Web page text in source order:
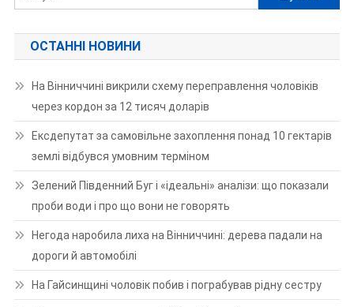
ОСТАННІ НОВИНИ
На Вінниччині викрили схему переправлення чоловіків
через кордон за 12 тисяч доларів
Ексдепутат за самовільне захоплення понад 10 гектарів
землі відбувся умовним терміном
Зелений Південний Буг і «ідеальні» аналізи: що показали
проби води і про що вони не говорять
Негода наробила лиха на Вінниччині: дерева падали на
дороги й автомобілі
На Гайсинщині чоловік побив і пограбував рідну сестру